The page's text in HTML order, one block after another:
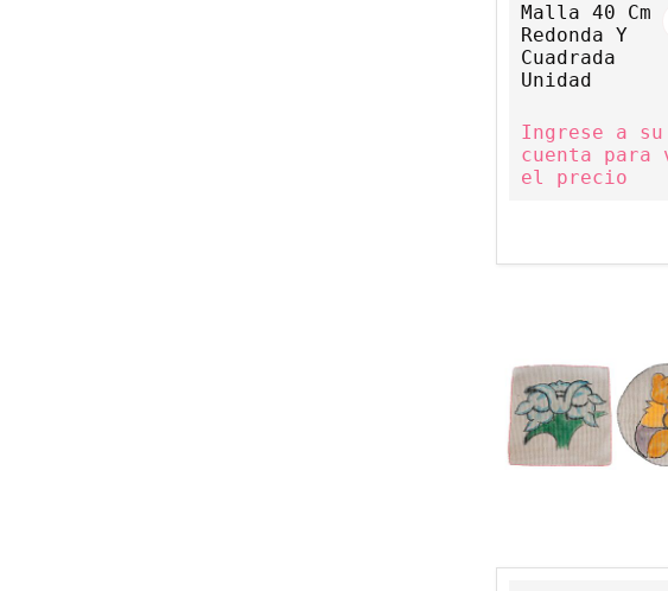
Malla 40 Cm
Redonda Y
Cuadrada
Unidad
Ingrese a su
cuenta para
el precio